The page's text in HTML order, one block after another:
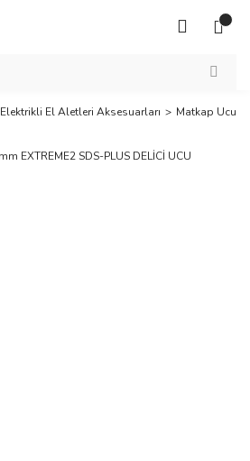
Elektrikli El Aletleri Aksesuarları Matkap Ucu